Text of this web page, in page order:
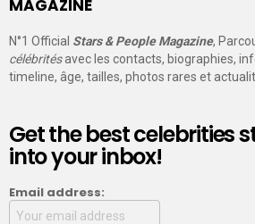
MAGAZINE
N°1 Official Stars & People Magazine,
célébritésavec les contacts, biographies,
timeline, âge, tailles, photos rares et
Get the best celebrities
into your inbox!
Email address: